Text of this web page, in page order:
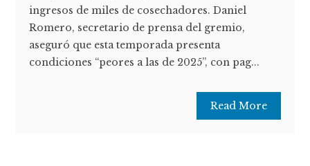
ingresos de miles de cosechadores. Daniel
Romero, secretario de prensa del gremio,
aseguró que esta temporada presenta
condiciones “peores a las de 2025”, con pag...
Read More